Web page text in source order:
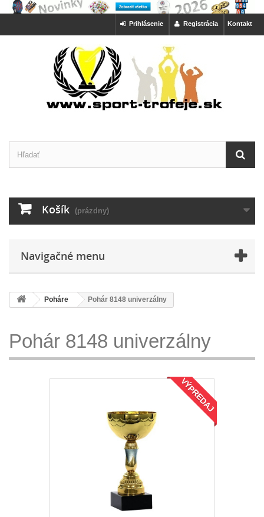
Kontakt
Registrácia
Prihlásenie
Košík (prázdny)
Navigačné menu
Poháre Pohár 8148 univerzálny
Pohár 8148 univerzálny
VÝPREDAJ